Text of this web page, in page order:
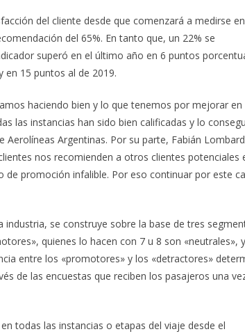
del cliente desde que comenzará a medirse en
del 65%. En tanto que, un 22% se
superó en el último año en 6 puntos
15 puntos al de 2019.
haciendo bien y lo que tenemos por mejorar en
las instancias han sido bien calificadas y lo
Argentinas. Por su parte, Fabián
nos recomienden a otros clientes potenciales
promoción infalible. Por eso continuar por este
se construye sobre la base de tres
quienes lo hacen con 7 u 8 son «neutrales»,
entre los «promotores» y los «detractores»
de las encuestas que reciben los pasajeros una
todas las instancias o etapas del viaje desde el